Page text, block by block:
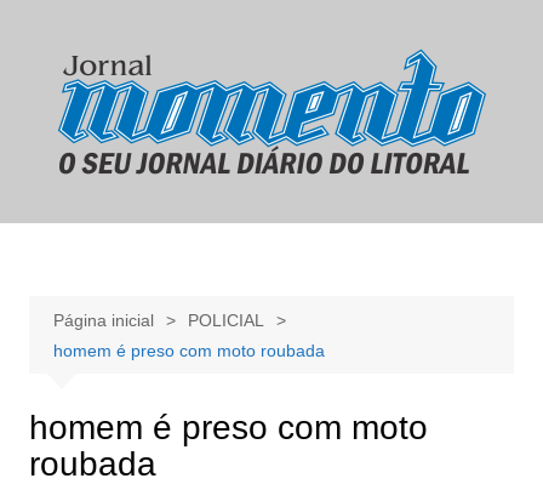
conteúdo
Página inicial
POLICIAL
homem é preso com moto roubada
homem é preso com moto
roubada